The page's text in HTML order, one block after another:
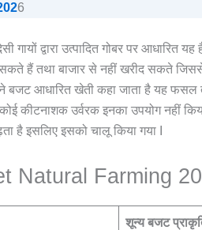
6
गायों द्वारा उत्पादित गोबर पर आधारित
हैं तथा बाजार से नहीं खरीद सकते जिससे
आधारित खेती कहा जाता है यह फसल
कीटनाशक उर्वरक इनका उपयोग नहीं
है इसलिए इसको चालू किया गया I
Natural Farming
शून्य बजट